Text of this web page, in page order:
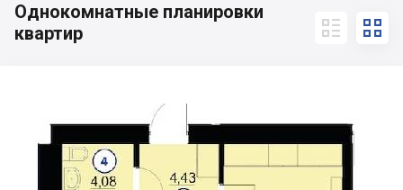
Однокомнатные планировки
квартир
 